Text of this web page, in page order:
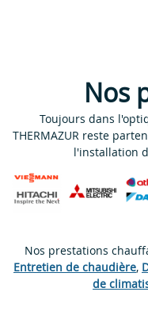
Nos
Toujours dans
THERMAZUR reste
l'installation
Nos prestations
Entretien de chaudière,
de